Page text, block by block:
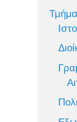
Τμήμα